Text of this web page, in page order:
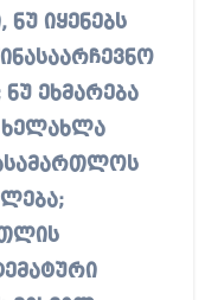
ნუ იყენებს
ნუ ეხმარება
ხელახლა